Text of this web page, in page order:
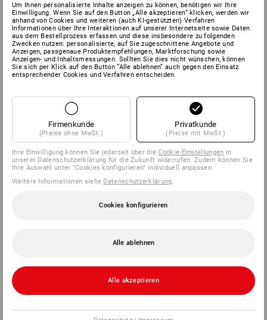
Um Ihnen personalisierte Inhalte anzeigen zu können, benötigen wir Ihre
Einwilligung. Wenn Sie auf den Button „Alle akzeptieren“ klicken, werden wir
anhand von Cookies und weiteren (auch KI-gestützten) Verfahren
Informationen über Ihre Interaktionen auf unserer Internetseite sowie Daten
aus dem Bestellprozess erfassen und diese insbesondere zu folgenden
Zwecken nutzen: personalisierte, auf Sie zugeschnittene Angebote und
Anzeigen, passgenaue Produktempfehlungen, Marktforschung sowie
Anzeigen- und Inhaltsmessungen. Sollten Sie dies nicht wünschen, können
Sie sich per Klick auf den Button “Alle ablehnen” auch gegen den Einsatz
entsprechender Cookies und Verfahren entscheiden.
Firmenkunde
(Preise ohne MwSt.)
Privatkunde
(Preise mit MwSt.)
Ihre Einwilligung können Sie jederzeit über dieCookie-Einstellungen in
unserer Datenschutzerklärung für die Zukunft widerrufen. Zudem können Sie
Ihre Auswahl unter "Cookies konfigurieren" individuell anpassen
Weitere Informationen siehe Datenschutzerklärung
Cookies konfigurieren
Alle ablehnen
Alle akzeptieren